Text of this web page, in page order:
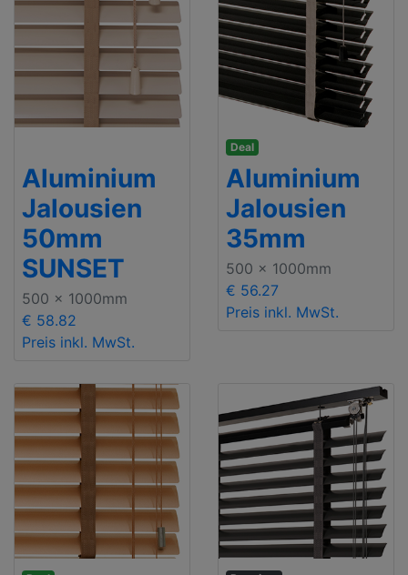
Aluminium
Jalousien
50mm
SUNSET
500 x 1000mm
€ 58.82
Preis inkl. MwSt.
Deal
Aluminium
Jalousien
35mm
500 x 1000mm
€ 56.27
Preis inkl. MwSt.